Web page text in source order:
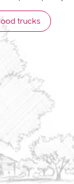
trucks